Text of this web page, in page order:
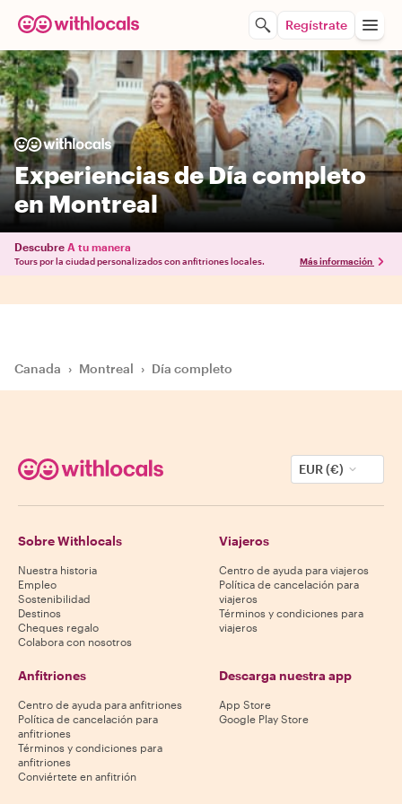
Regístrate
Experiencias de Día completo
en Montreal
Descubre A tu manera
Tours por la ciudad personalizados con anfitriones locales. Más información
Canada › Montreal › Día completo
EUR (€)
Sobre Withlocals
Nuestra historia
Empleo
Sostenibilidad
Destinos
Cheques regalo
Colabora con nosotros
Viajeros
Centro de ayuda para viajeros
Política de cancelación para
viajeros
Términos y condiciones para
viajeros
Anfitriones
Centro de ayuda para anfitriones
Política de cancelación para
anfitriones
Términos y condiciones para
anfitriones
Conviértete en anfitrión
Descarga nuestra app
App Store
Google Play Store